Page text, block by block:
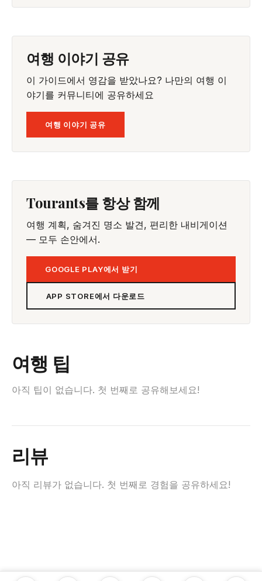
여행 이야기 공유
이 가이드에서 영감을 받았나요? 나만의 여행 이
야기를 커뮤니티에 공유하세요
여행 이야기 공유
Tourants를 항상 함께
여행 계획, 숨겨진 명소 발견, 편리한 내비게이션
— 모두 손안에서.
GOOGLE PLAY에서 받기
APP STORE에서 다운로드
여행 팁
아직 팁이 없습니다. 첫 번째로 공유해보세요!
리뷰
아직 리뷰가 없습니다. 첫 번째로 경험을 공유하세요!